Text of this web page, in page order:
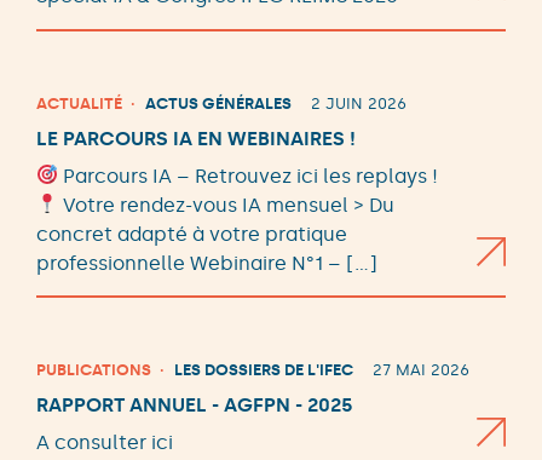
ACTUALITÉ ACTUS GÉNÉRALES 2 JUIN 2026
LE PARCOURS IA EN WEBINAIRES !
Parcours IA – Retrouvez ici les replays !
Votre rendez-vous IA mensuel > Du
concret adapté à votre pratique
professionnelle Webinaire N°1 – […]
PUBLICATIONS LES DOSSIERS DE L'IFEC 27 MAI 2026
RAPPORT ANNUEL - AGFPN - 2025
A consulter ici